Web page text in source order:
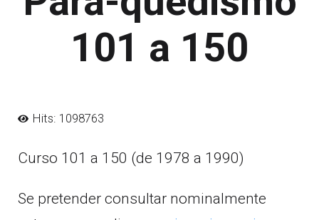
101 a 150
Hits: 1098763
Curso 101 a 150 (de 1978 a 1990)
Se pretender consultar nominalmente